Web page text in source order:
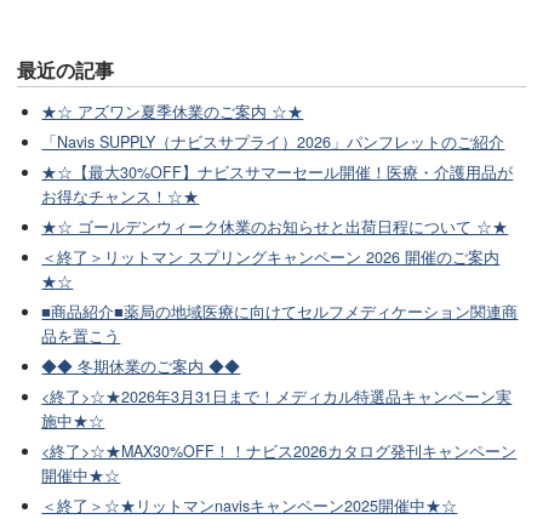
最近の記事
★☆ アズワン夏季休業のご案内 ☆★
「Navis SUPPLY（ナビスサプライ）2026」パンフレットのご紹介
★☆【最大30%OFF】ナビスサマーセール開催！医療・介護用品が
お得なチャンス！☆★
★☆ ゴールデンウィーク休業のお知らせと出荷日程について ☆★
＜終了＞リットマン スプリングキャンペーン 2026 開催のご案内
★☆
■商品紹介■薬局の地域医療に向けてセルフメディケーション関連商
品を置こう
◆◆ 冬期休業のご案内 ◆◆
<終了>☆★2026年3月31日まで！メディカル特選品キャンペーン実
施中★☆
<終了>☆★MAX30%OFF！！ナビス2026カタログ発刊キャンペーン
開催中★☆
＜終了＞☆★リットマンnavisキャンペーン2025開催中★☆